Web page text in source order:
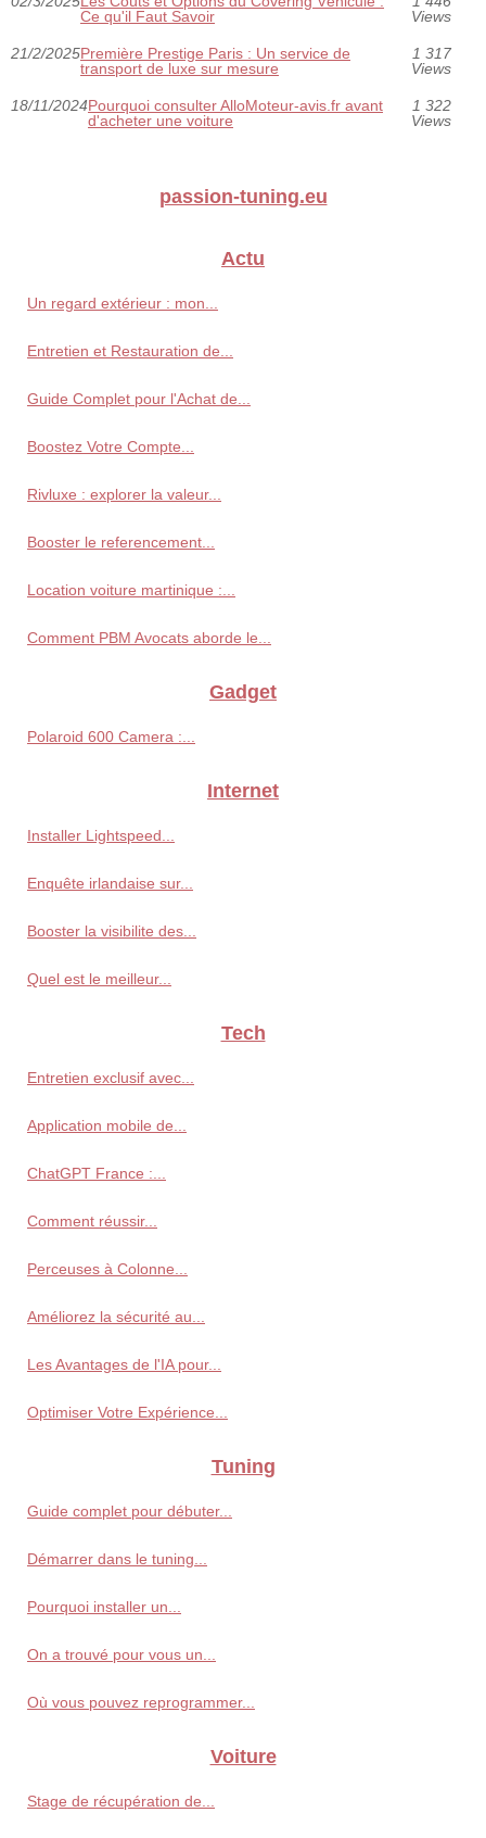
Ce qu'il Faut Savoir
Views
21/2/2025Première Prestige Paris : Un service de
transport de luxe sur mesure
1 317
Views
18/11/2024Pourquoi consulter AlloMoteur-avis.fr avant
d'acheter une voiture
1 322
Views
passion-tuning.eu
Actu
Un regard extérieur : mon...
Entretien et Restauration de...
Guide Complet pour l'Achat de...
Boostez Votre Compte...
Rivluxe : explorer la valeur...
Booster le referencement...
Location voiture martinique :...
Comment PBM Avocats aborde le...
Gadget
Polaroid 600 Camera :...
Internet
Installer Lightspeed...
Enquête irlandaise sur...
Booster la visibilite des...
Quel est le meilleur...
Tech
Entretien exclusif avec...
Application mobile de...
ChatGPT France :...
Comment réussir...
Perceuses à Colonne...
Améliorez la sécurité au...
Les Avantages de l'IA pour...
Optimiser Votre Expérience...
Tuning
Guide complet pour débuter...
Démarrer dans le tuning...
Pourquoi installer un...
On a trouvé pour vous un...
Où vous pouvez reprogrammer...
Voiture
Stage de récupération de...